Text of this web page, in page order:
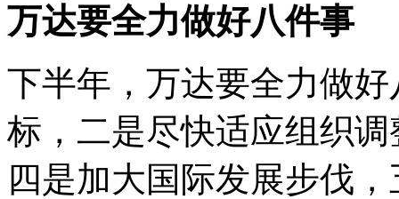
万达要全力做好八件事
下半年，万达要全力做
标，二是尽快适应组织
四是加大国际发展步伐